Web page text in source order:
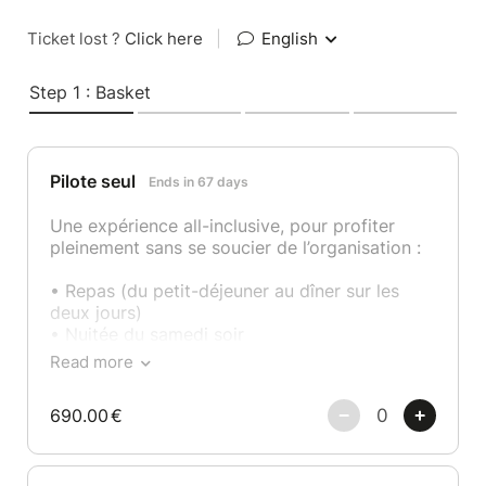
Ticket lost ? Click here English
Step 1 : Basket
Pilote seul Ends in 67 days
Une expérience all-inclusive, pour profiter
pleinement sans se soucier de l’organisation :
• Repas (du petit-déjeuner au dîner sur les
deux jours)
• Accès à toutes les activités/visites (avec pas
Read more
690.00€